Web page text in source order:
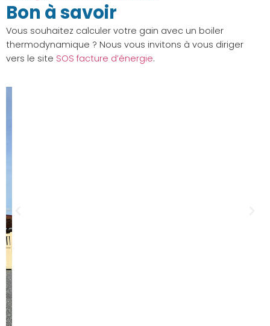
Bon à savoir
Vous souhaitez calculer votre gain avec un boiler
thermodynamique ? Nous vous invitons à vous diriger
vers le site SOS facture d’énergie.